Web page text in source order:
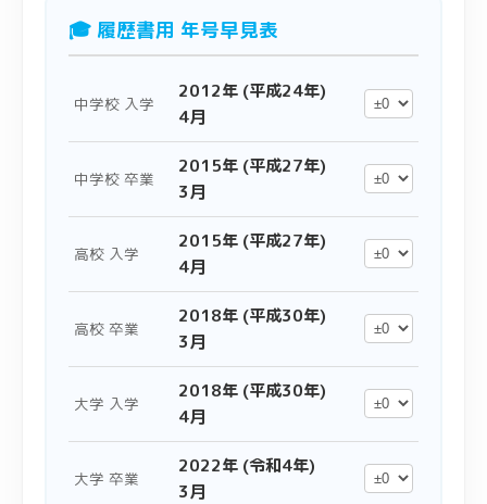
🎓 履歴書用 年号早見表
中学校 入学
2012年 (平成24年)
4月
中学校 卒業
2015年 (平成27年)
3月
高校 入学
2015年 (平成27年)
4月
高校 卒業
2018年 (平成30年)
3月
大学 入学
2018年 (平成30年)
4月
大学 卒業
2022年 (令和4年)
3月